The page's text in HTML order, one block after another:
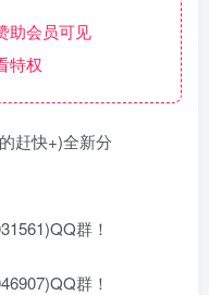
助会员可见
特权
赶快+)全新分
群！
群！